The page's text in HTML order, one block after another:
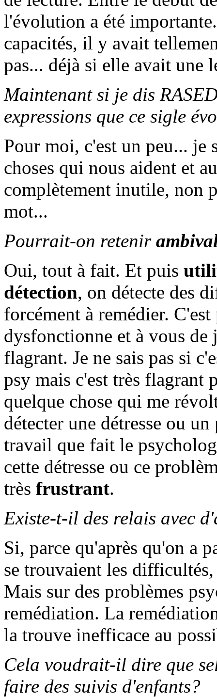
l'évolution a été
capacités, il y avait
pas... déjà si elle avait une
Maintenant si je dis
expressions que ce sigle
Pour moi, c'est un peu... je
choses qui nous aident et
complètement inutile, non
mot...
Pourrait-on retenir
Oui, tout à fait. Et puis
détection, on détecte des
forcément à remédier.
dysfonctionne et à vous de
flagrant. Je ne sais pas si
psy mais c'est très flagrant
quelque chose qui me
détecter une détresse ou
travail que fait le
cette détresse ou ce
très frustrant.
Existe-t-il des relais avec
Si, parce qu'après qu'on a
se trouvaient les
Mais sur des problèmes
remédiation. La
la trouve inefficace au
Cela voudrait-il dire que
faire des suivis d'enfants?